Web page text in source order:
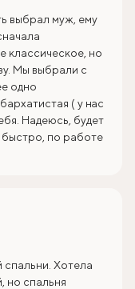
выбрал муж, ему
классическое, но
Мы выбрали с
одно
( у нас
Надеюсь, будет
быстро, по работе
спальни. Хотела
но спальня